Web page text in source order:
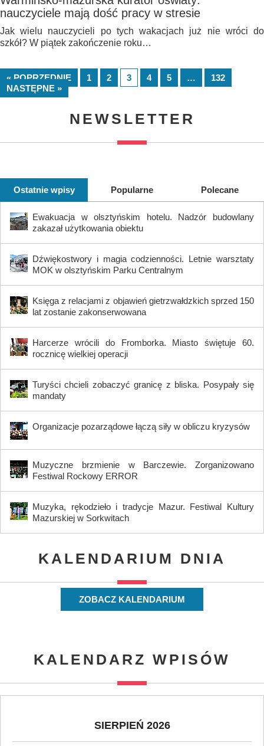
nauczyciele mają dość pracy w stresie
Jak wielu nauczycieli po tych wakacjach już nie wróci do
szkół? W piątek zakończenie roku…
« POPRZEDNIE 1 2 3 4 5 …
132
NASTĘPNE »
NEWSLETTER
Ostatnie wpisy Popularne Polecane
Ewakuacja w olsztyńskim hotelu. Nadzór budowlany
zakazał użytkowania obiektu
Dźwiękostwory i magia codzienności. Letnie warsztaty
MOK w olsztyńskim Parku Centralnym
Księga z relacjami z objawień gietrzwałdzkich sprzed 150
lat zostanie zakonserwowana
Harcerze wrócili do Fromborka. Miasto świętuje 60.
rocznicę wielkiej operacji
Turyści chcieli zobaczyć granicę z bliska. Posypały się
mandaty
Organizacje pozarządowe łączą siły w obliczu kryzysów
Muzyczne brzmienie w Barczewie. Zorganizowano
Festiwal Rockowy ERROR
Muzyka, rękodzieło i tradycje Mazur. Festiwal Kultury
Mazurskiej w Sorkwitach
KALENDARIUM DNIA
ZOBACZ KALENDARIUM
KALENDARZ WPISÓW
SIERPIEŃ 2026